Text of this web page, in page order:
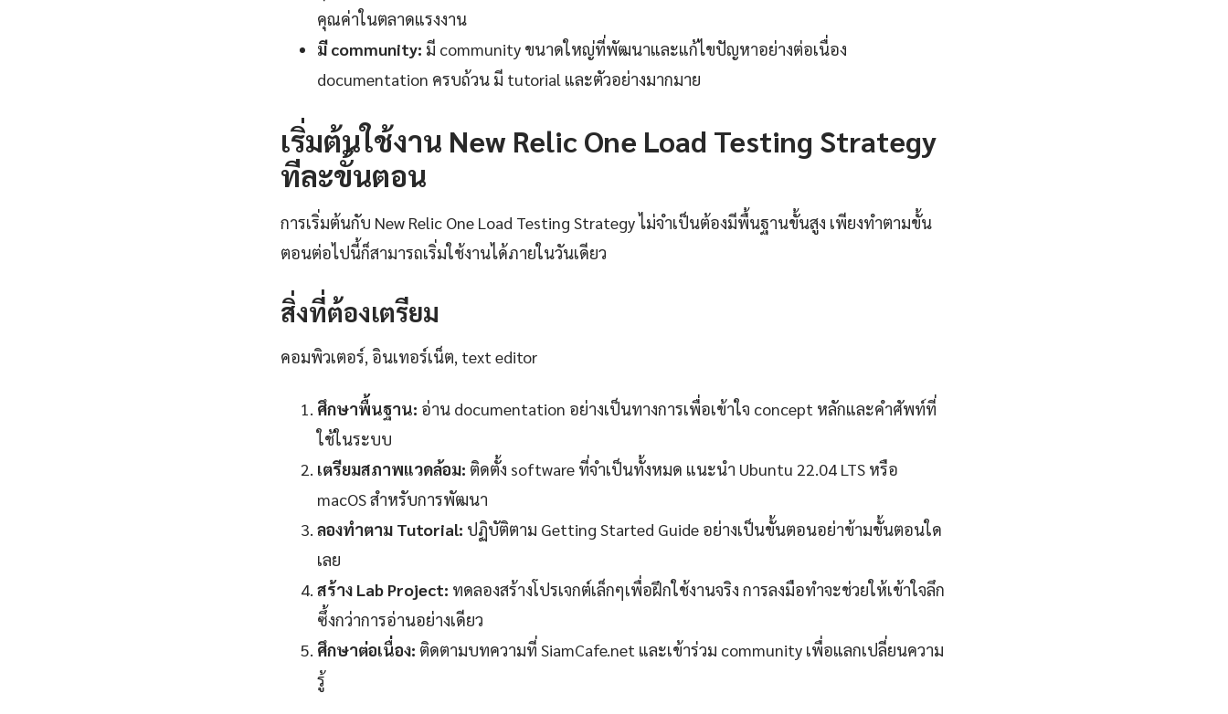
คุณค่าในตลาดแรงงาน
มี community: มี community ขนาดใหญ่ที่พัฒนาและแก้ไขปัญหาอย่างต่อเนื่อง
documentation ครบถ้วน มี tutorial และตัวอย่างมากมาย
เริ่มต้นใช้งาน New Relic One Load Testing Strategy
ทีละขั้นตอน
การเริ่มต้นกับ New Relic One Load Testing Strategy ไม่จำเป็นต้องมีพื้นฐานขั้นสูง เพียงทำตามขั้น
ตอนต่อไปนี้ก็สามารถเริ่มใช้งานได้ภายในวันเดียว
สิ่งที่ต้องเตรียม
คอมพิวเตอร์, อินเทอร์เน็ต, text editor
ศึกษาพื้นฐาน: อ่าน documentation อย่างเป็นทางการเพื่อเข้าใจ concept หลักและคำศัพท์ที่
ใช้ในระบบ
เตรียมสภาพแวดล้อม: ติดตั้ง software ที่จำเป็นทั้งหมด แนะนำ Ubuntu 22.04 LTS หรือ
macOS สำหรับการพัฒนา
ลองทำตาม Tutorial: ปฏิบัติตาม Getting Started Guide อย่างเป็นขั้นตอนอย่าข้ามขั้นตอนใด
เลย
สร้าง Lab Project: ทดลองสร้างโปรเจกต์เล็กๆเพื่อฝึกใช้งานจริง การลงมือทำจะช่วยให้เข้าใจลึก
ซึ้งกว่าการอ่านอย่างเดียว
ศึกษาต่อเนื่อง: ติดตามบทความที่ SiamCafe.net และเข้าร่วม community เพื่อแลกเปลี่ยนความ
รู้